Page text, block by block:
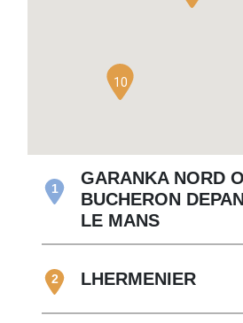
10
1
GARANKA NORD
BUCHERON
LE MANS
2 LHERMENIER